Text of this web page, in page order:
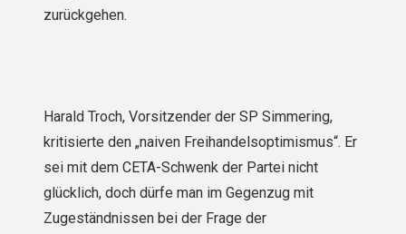
zurückgehen.
Harald Troch, Vorsitzender der SP Simmering,
kritisierte den „naiven Freihandelsoptimismus“. Er
sei mit dem CETA-Schwenk der Partei nicht
glücklich, doch dürfe man im Gegenzug mit
Zugeständnissen bei der Frage der